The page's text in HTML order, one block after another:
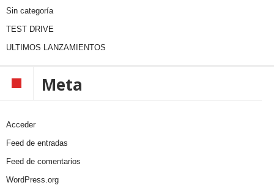
Sin categoría
TEST DRIVE
ULTIMOS LANZAMIENTOS
Meta
Acceder
Feed de entradas
Feed de comentarios
WordPress.org